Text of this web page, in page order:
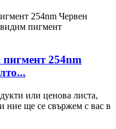
пигмент 254nm
или ценова листа,
ние ще се свържем с вас в